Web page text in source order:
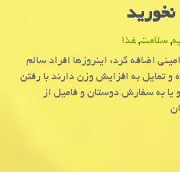
,سلامت,غذا
اضافه کرد: اینروزها افراد سالم
تمایل به افزایش وزن دارند با رفتن
به سفارش دوستان و فامیل از